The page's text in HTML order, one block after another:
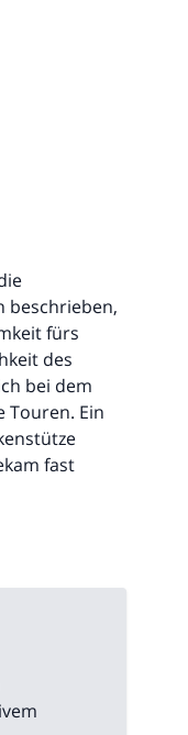
beschrieben,
fürs
des
bei dem
Ein
fast